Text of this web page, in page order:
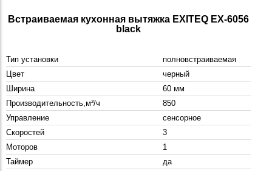
Встраиваемая кухонная вытяжка EXITEQ EX-6056
black
Тип установки
полновстраиваемая
Цвет
черный
Ширина
60 мм
Производительность,м³/ч
850
Управление
сенсорное
Скоростей
3
Моторов
1
Таймер
да